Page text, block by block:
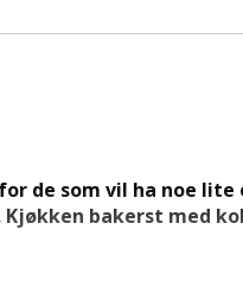
de som vil ha noe lite
bakerst med